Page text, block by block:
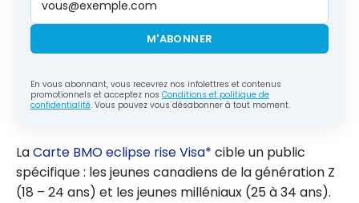
M'ABONNER
En vous abonnant, vous recevrez nos infolettres et contenus
promotionnels et acceptez nos Conditions et politique de
confidentialité. Vous pouvez vous désabonner à tout moment.
LaCarte BMO eclipse rise Visa* cible un public
spécifique : les jeunes canadiens de la génération Z
(18 – 24 ans) et les jeunes milléniaux (25 à 34 ans).